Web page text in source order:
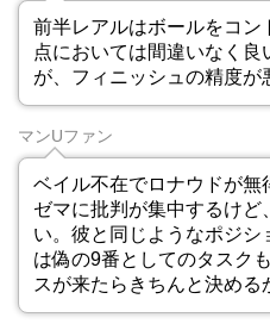
前半レアルはボールをコン
点においては間違いなく良
が、フィニッシュの精度が
マンUファン
ベイル不在でロナウドが無
ゼマに批判が集中するけど
い。彼と同じようなポジシ
は偽の9番としてのタスク
スが来たらきちんと決める